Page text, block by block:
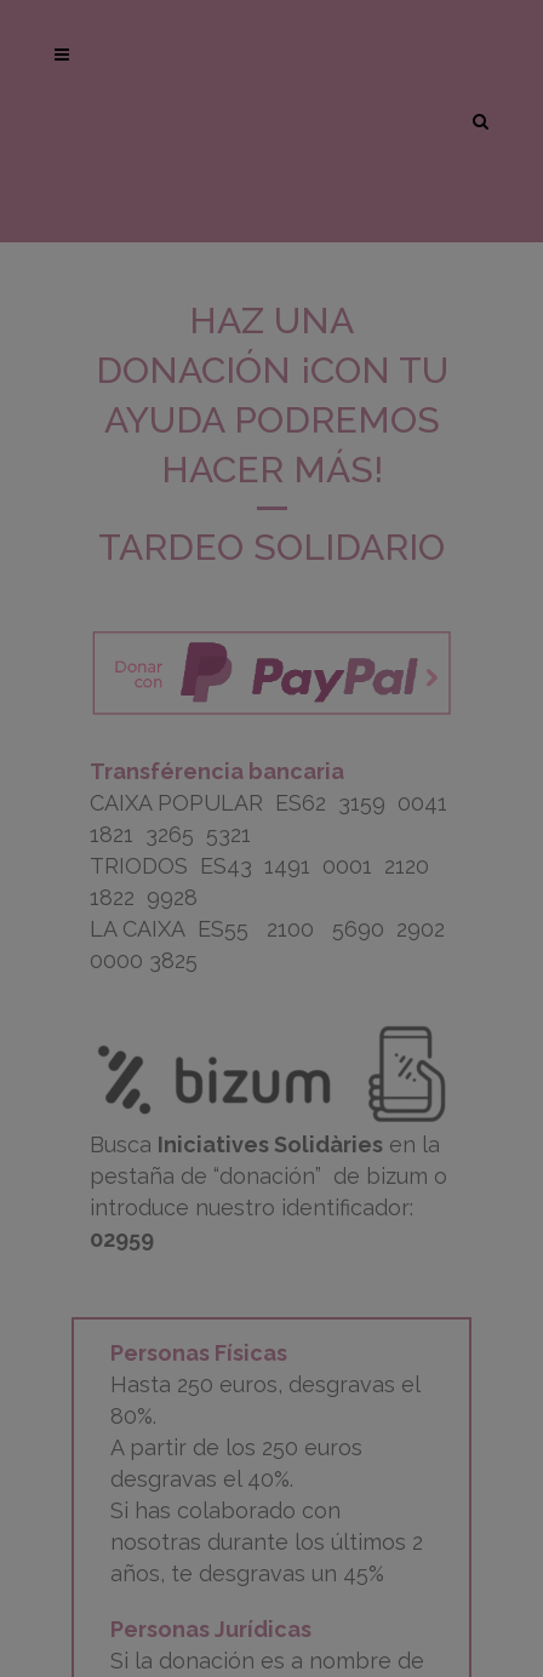
HAZ UNA
DONACIÓN ¡CON TU
AYUDA PODREMOS
HACER MÁS!
TARDEO SOLIDARIO
Transférencia bancaria
CAIXA POPULAR ES62 3159 0041
1821 3265 5321
TRIODOS ES43 1491 0001 2120
1822 9928
LA CAIXA ES55 2100 5690 2902
0000 3825
Busca Iniciatives Solidàries en la
pestaña de “donación” de bizum o
introduce nuestro identificador:
02959
Personas Físicas
Hasta 250 euros, desgravas el
80%.
A partir de los 250 euros
desgravas el 40%.
Si has colaborado con
nosotras durante los últimos 2
años, te desgravas un 45%
Personas Jurídicas
Si la donación es a nombre de